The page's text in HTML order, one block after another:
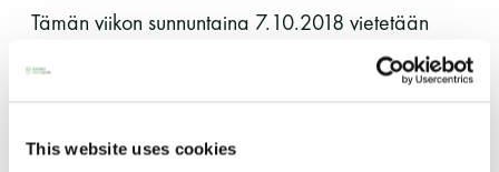
This website uses cookies
-Naisten päivät ovat maanantai ja
perjantai ja lauantai
Tämän viikon sunnuntaina 7.10.2018 vietetään
Saunatalolla perhesaunapäivää ja Saunatalo on
auki klo 11-19 välisen ajan. Perhesaunapäivä on
saunotaan uimapuvut päällä.